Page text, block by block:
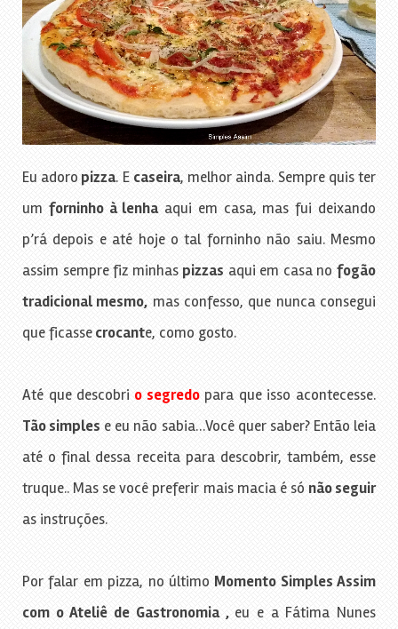
Eu adoro pizza. E caseira, melhor ainda. Sempre quis ter
um forninho à lenhaaqui em casa, mas fui deixando
p’rá depois e até hoje o tal forninho não saiu. Mesmo
assim sempre fiz minhas pizzas aqui em casa nofogão
tradicional mesmo, mas confesso, que nunca consegui
que ficassecrocante, como gosto.
Até que descobri o segredopara que isso acontecesse.
Tão simples e eu não sabia…Você quer saber? Então leia
até o final dessa receita para descobrir, também, esse
truque.. Mas se você preferir mais macia é só não seguir
as instruções.
Por falar em pizza, no último Momento Simples Assim
com o Ateliê de Gastronomia , eu e a Fátima Nunes